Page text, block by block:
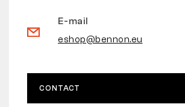
E-mail
eshop@bennon.eu
CONTACT